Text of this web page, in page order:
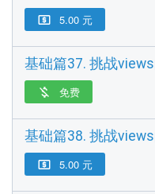
 5.00 元
基础篇37. 挑战views
 免费
基础篇38. 挑战views
 5.00 元